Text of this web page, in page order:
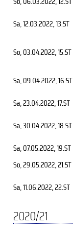
Sa, 12.03.2022, 13.ST
So, 03.04.2022, 15.ST
Sa, 09.04.2022, 16.ST
Sa, 23.04.2022, 17.ST
Sa, 30.04.2022, 18.ST
Sa, 07.05.2022, 19.ST
So, 29.05.2022, 21.ST
Sa, 11.06.2022, 22.ST
2020/21